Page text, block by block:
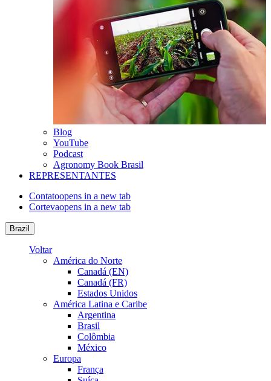
Blog
YouTube
Podcast
Agronomy Book Brasil
REPRESENTANTES
Contatoopens in a new tab
Cortevaopens in a new tab
Brazil
Voltar
América do Norte
Canadá (EN)
Canadá (FR)
Estados Unidos
América Latina e Caribe
Argentina
Brasil
Colômbia
México
Europa
França